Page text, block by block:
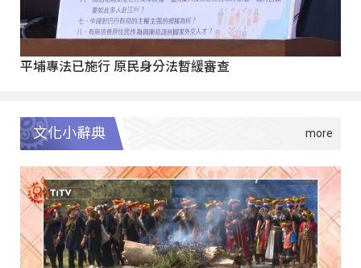
平埔專法已施行 原民身分法暫緩審查
文化小辭典